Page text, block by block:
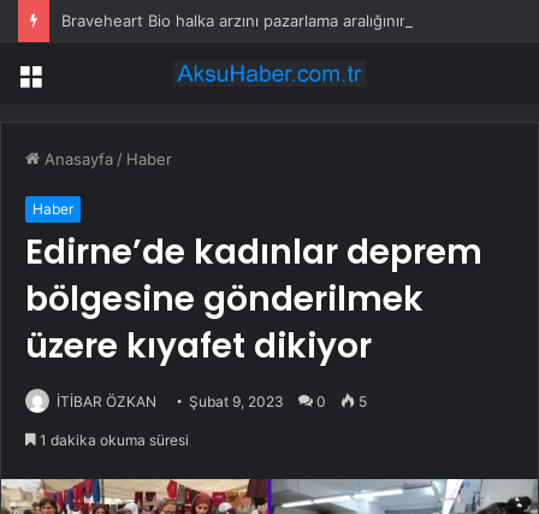
Menü
Anasayfa / Haber
Haber
Edirne’de kadınlar deprem
bölgesine gönderilmek
üzere kıyafet dikiyor
İTİBAR ÖZKAN Şubat 9, 2023 0 5
1 dakika okuma süresi